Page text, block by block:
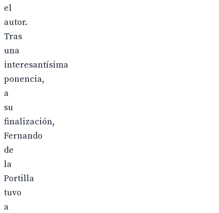
el
autor.
Tras
una
interesantísima
ponencia,
a
su
finalización,
Fernando
de
la
Portilla
tuvo
a